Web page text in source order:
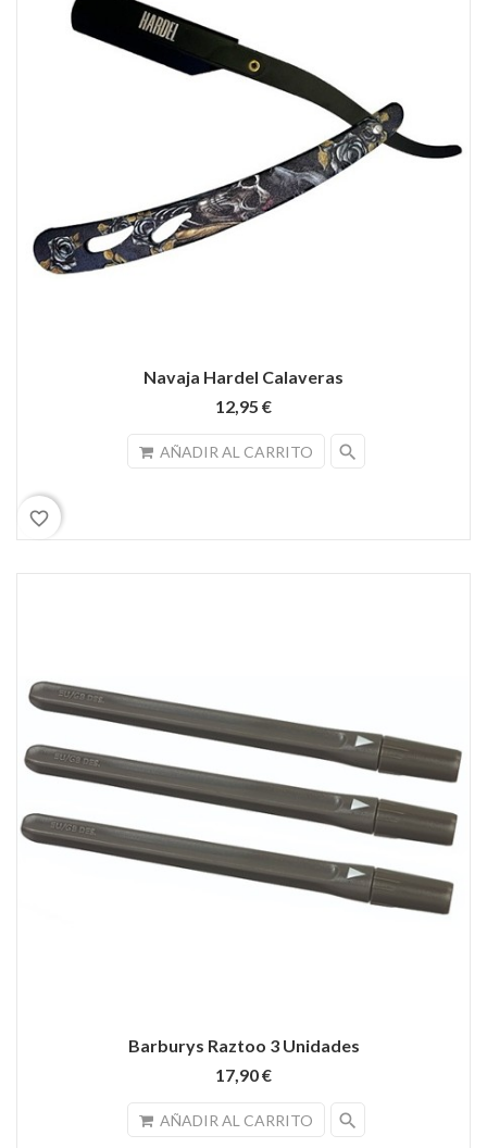
Navaja Hardel Calaveras
12,95 €
AÑADIR AL CARRITO search
favorite_border
Barburys Raztoo 3 Unidades
17,90 €
AÑADIR AL CARRITO search